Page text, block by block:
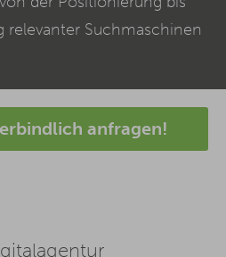
relevanter Suchmaschinen
anfragen!